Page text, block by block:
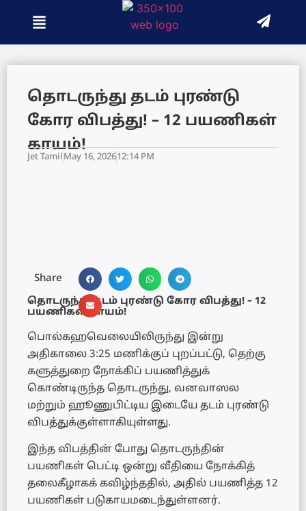
தொடருந்து தடம் புரண்டு
கோர விபத்து! – 12 பயணிகள்
காயம்!
Jet TamilMay 16, 202612:14 PM
Share
தொடருந்து தடம் புரண்டு கோர விபத்து! – 12
பயணிகள் காயம்!
பொல்கஹவெலையிலிருந்து இன்று
அதிகாலை 3:25 மணிக்குப் புறப்பட்டு, தெற்கு
களுத்துறை நோக்கிப் பயணித்துக்
கொண்டிருந்த தொடருந்து, வனவாஸல
மற்றும் ஹூணுபிட்டிய இடையே தடம் புரண்டு
விபத்துக்குள்ளாகியுள்ளது.
இந்த விபத்தின் போது தொடருந்தின்
பயணிகள் பெட்டி ஒன்று வீதியை நோக்கித்
தலைகீழாகக் கவிழ்ந்ததில், அதில் பயணித்த 12
பயணிகள் படுகாயமடைந்துள்ளனர்.